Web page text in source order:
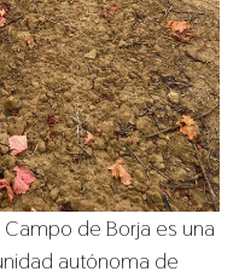
de Borja es una
autónoma de